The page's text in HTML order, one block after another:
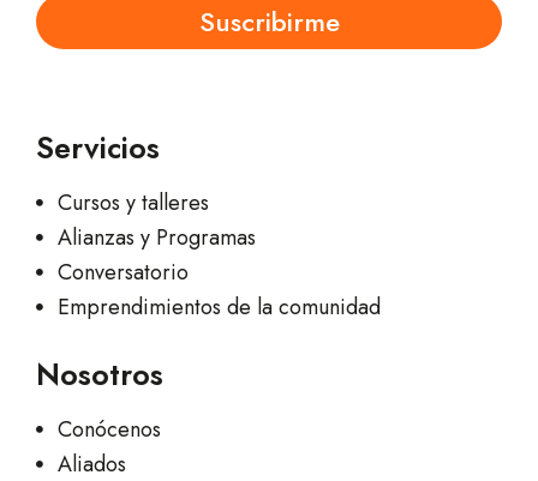
Suscribirme
Servicios
Cursos y talleres
Alianzas y Programas
Conversatorio
Emprendimientos de la comunidad
Nosotros
Conócenos
Aliados